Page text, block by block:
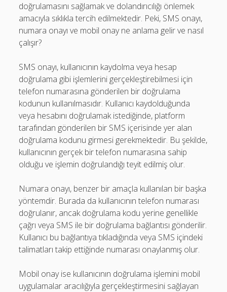
doğrulamasını sağlamak ve dolandırıcılığı önlemek
amacıyla sıklıkla tercih edilmektedir. Peki, SMS onayı,
numara onayı ve mobil onay ne anlama gelir ve nasıl
çalışır?
SMS onayı, kullanıcının kaydolma veya hesap
doğrulama gibi işlemlerini gerçekleştirebilmesi için
telefon numarasına gönderilen bir doğrulama
kodunun kullanılmasıdır. Kullanıcı kaydolduğunda
veya hesabını doğrulamak istediğinde, platform
tarafından gönderilen bir SMS içerisinde yer alan
doğrulama kodunu girmesi gerekmektedir. Bu şekilde,
kullanıcının gerçek bir telefon numarasına sahip
olduğu ve işlemin doğrulandığı teyit edilmiş olur.
Numara onayı, benzer bir amaçla kullanılan bir başka
yöntemdir. Burada da kullanıcının telefon numarası
doğrulanır, ancak doğrulama kodu yerine genellikle
çağrı veya SMS ile bir doğrulama bağlantısı gönderilir.
Kullanıcı bu bağlantıya tıkladığında veya SMS içindeki
talimatları takip ettiğinde numarası onaylanmış olur.
Mobil onay ise kullanıcının doğrulama işlemini mobil
uygulamalar aracılığıyla gerçekleştirmesini sağlayan